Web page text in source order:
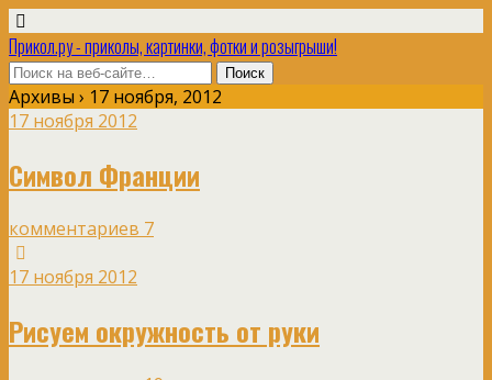
Прикол.ру - приколы, картинки, фотки и розыгрыши!
Архивы › 17 ноября, 2012
17 ноября 2012
Символ Франции
комментариев 7
17 ноября 2012
Рисуем окружность от руки